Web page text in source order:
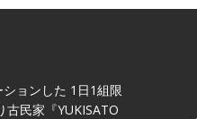
ョンした 1日1組限
古民家『YUKISATO